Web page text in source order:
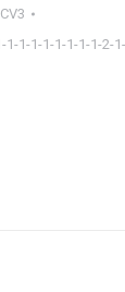
CV3
1-1-1-1-1-1-1-2-